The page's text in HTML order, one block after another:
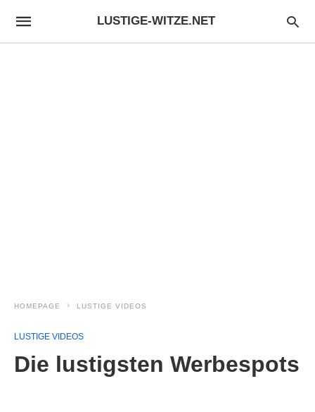
LUSTIGE-WITZE.NET
HOMEPAGE LUSTIGE VIDEOS
LUSTIGE VIDEOS
Die lustigsten Werbespots